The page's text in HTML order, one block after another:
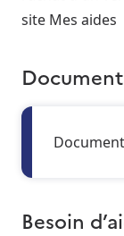
site Mes aides
Besoin